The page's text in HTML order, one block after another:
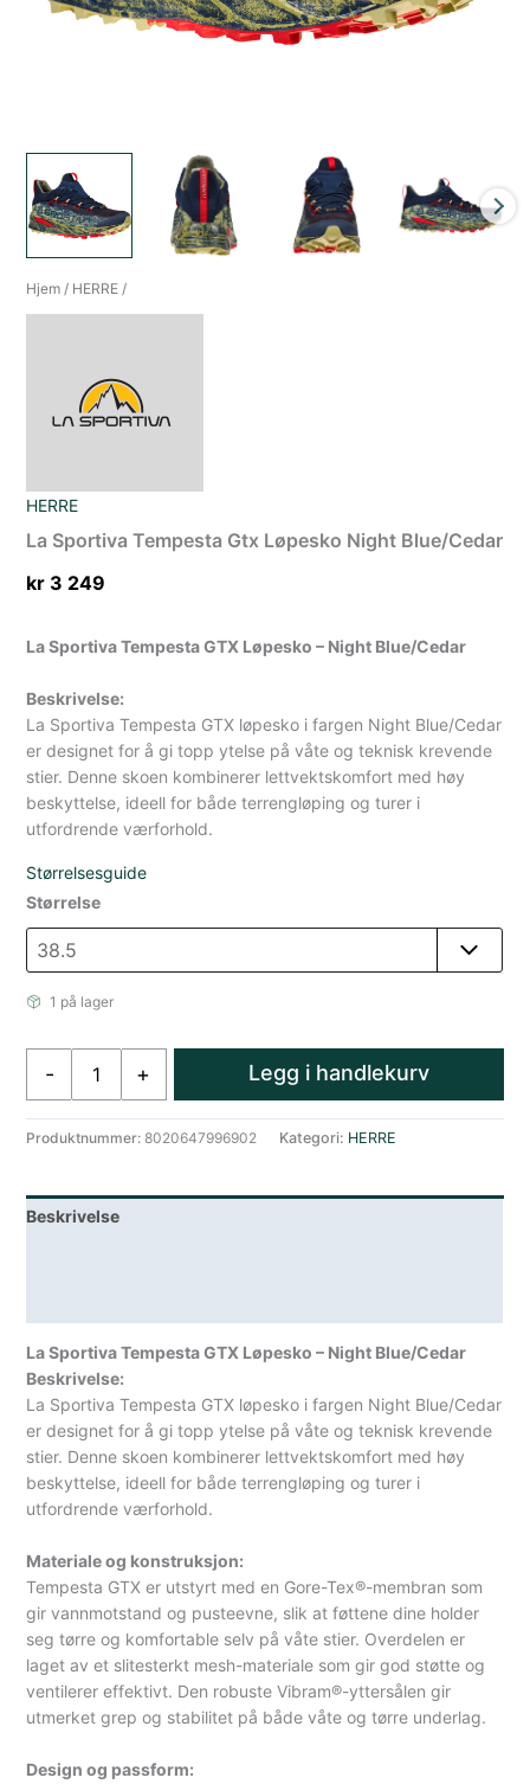
Hjem / HERRE /
HERRE
La Sportiva Tempesta Gtx Løpesko Night Blue/Cedar
kr 3 249
La Sportiva Tempesta GTX Løpesko – Night Blue/Cedar
Beskrivelse:
La Sportiva Tempesta GTX løpesko i fargen Night Blue/Cedar
er designet for å gi topp ytelse på våte og teknisk krevende
stier. Denne skoen kombinerer lettvektskomfort med høy
beskyttelse, ideell for både terrengløping og turer i
utfordrende værforhold.
Størrelsesguide
Størrelse
1 på lager
-
Gtx
Blue/Cedar
+ Legg i handlekurv
Produktnummer:8020647996902 Kategori: HERRE
Beskrivelse
La Sportiva Tempesta GTX Løpesko – Night Blue/Cedar
Beskrivelse:
La Sportiva Tempesta GTX løpesko i fargen Night Blue/Cedar
er designet for å gi topp ytelse på våte og teknisk krevende
stier. Denne skoen kombinerer lettvektskomfort med høy
beskyttelse, ideell for både terrengløping og turer i
utfordrende værforhold.
Materiale og konstruksjon:
Tempesta GTX er utstyrt med en Gore-Tex®-membran som
gir vannmotstand og pusteevne, slik at føttene dine holder
seg tørre og komfortable selv på våte stier. Overdelen er
laget av et slitesterkt mesh-materiale som gir god støtte og
ventilerer effektivt. Den robuste Vibram®-yttersålen gir
utmerket grep og stabilitet på både våte og tørre underlag.
Design og passform: